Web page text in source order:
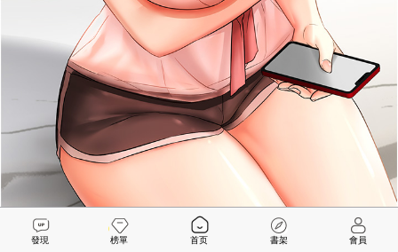
發現 榜單 首页 書架 會員